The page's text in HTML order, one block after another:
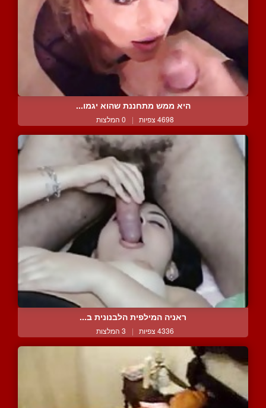
היא ממש מתחננת שהוא יגמו...
4698 צפיות | 0 המלצות
ראניה המילפית הלבנונית ב...
4336 צפיות | 3 המלצות